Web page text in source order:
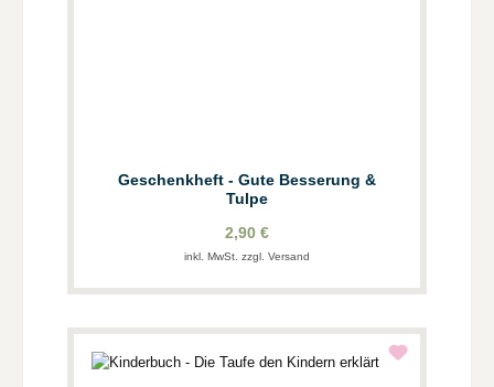
Geschenkheft - Gute Besserung &
Tulpe
2,90 €
inkl. MwSt. zzgl. Versand